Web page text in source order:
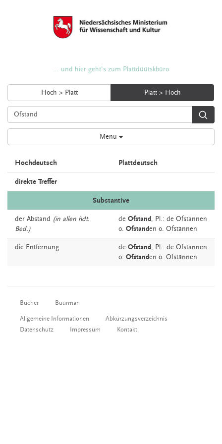
... und hier geht's zum Plattdüütskbüro
Hoch > Platt Platt > Hoch
Menü
Hochdeutsch Plattdeutsch
direkte Treffer
Substantive
der Abstand (in allen hdt.
Bed.)
de Ofstand, Pl.: de Ofstannen
o. Ofstanden o. Ofstännen
die Entfernung de Ofstand, Pl.: de Ofstannen
o. Ofstanden o. Ofstännen
Bücher Buurman
Allgemeine Informationen
Abkürzungsverzeichnis
Datenschutz
Impressum Kontakt